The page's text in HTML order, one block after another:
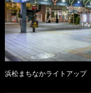
浜松まちなかライトアップ